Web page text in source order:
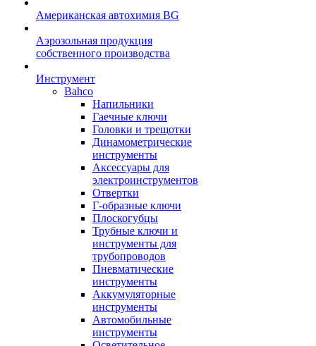
Американская автохимия BG
Аэрозольная продукция
собственного производства
Инструмент
Bahco
Напильники
Гаечные ключи
Головки и трещотки
Динамометрические
инструменты
Аксессуары для
электроинструментов
Отвертки
Г-образные ключи
Плоскогубцы
Трубные ключи и
инструменты для
трубопроводов
Пневматические
инструменты
Аккумуляторные
инструменты
Автомобильные
инструменты